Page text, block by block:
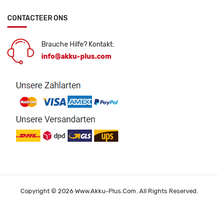
CONTACTEER ONS
Brauche Hilfe? Kontakt:
info@akku-plus.com
Copyright © 2026 Www.akku-Plus.com. All Rights Reserved.